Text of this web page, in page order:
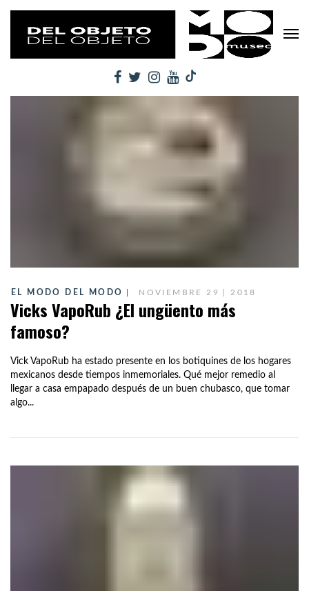
EL MODO DEL MODO NOVIEMBRE 29 | 2018
Vicks VapoRub ¿El ungüento más
famoso?
Vick VapoRub ha estado presente en los botiquines de los hogares
mexicanos desde tiempos inmemoriales. Qué mejor remedio al
llegar a casa empapado después de un buen chubasco, que tomar
algo...